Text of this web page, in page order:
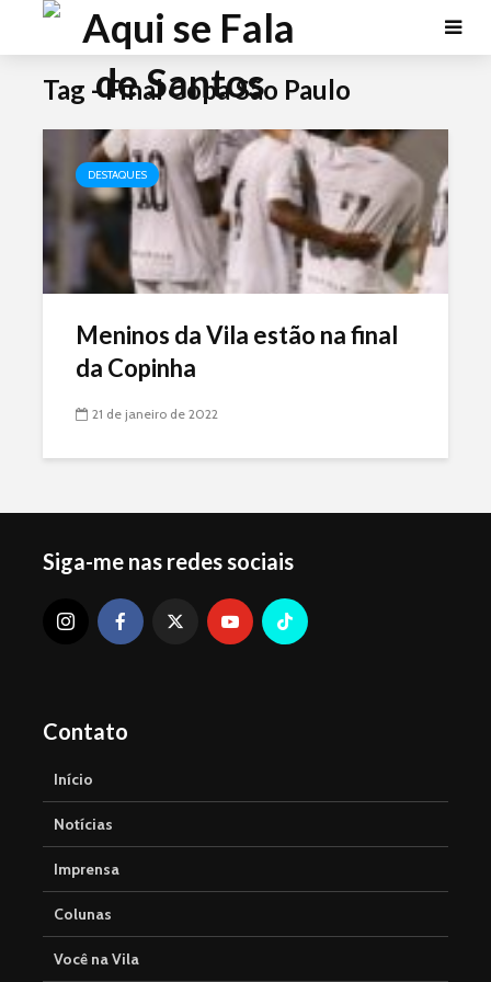
Tag - Final Copa São Paulo
DESTAQUES
Meninos da Vila estão na final
da Copinha
21 de janeiro de 2022
Siga-me nas redes sociais
Contato
Início
Notícias
Imprensa
Colunas
Você na Vila